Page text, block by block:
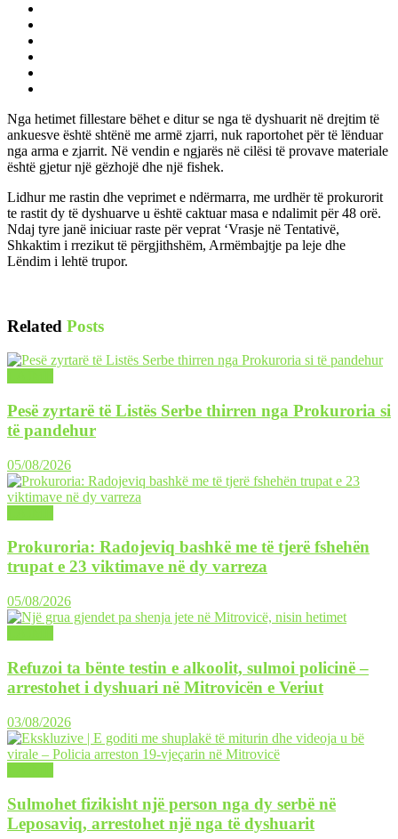
Nga hetimet fillestare bëhet e ditur se nga të dyshuarit në drejtim të
ankuesve është shtënë me armë zjarri, nuk raportohet për të lënduar
nga arma e zjarrit. Në vendin e ngjarës në cilësi të provave materiale
është gjetur një gëzhojë dhe një fishek.
Lidhur me rastin dhe veprimet e ndërmarra, me urdhër të prokurorit
te rastit dy të dyshuarve u është caktuar masa e ndalimit për 48 orë.
Ndaj tyre janë iniciuar raste për veprat ‘Vrasje në Tentativë,
Shkaktim i rrezikut të përgjithshëm, Armëmbajtje pa leje dhe
Lëndim i lehtë trupor.
Related Posts
Pesë zyrtarë të Listës Serbe thirren nga Prokuroria si
të pandehur
05/08/2026
Prokuroria: Radojeviq bashkë me të tjerë fshehën
trupat e 23 viktimave në dy varreza
05/08/2026
Refuzoi ta bënte testin e alkoolit, sulmoi policinë –
arrestohet i dyshuari në Mitrovicën e Veriut
03/08/2026
Sulmohet fizikisht një person nga dy serbë në
Leposaviq, arrestohet një nga të dyshuarit